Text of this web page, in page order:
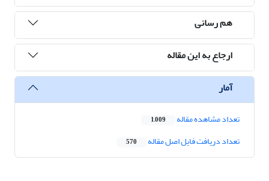
هم رسانی
ارجاع به این مقاله
آمار
تعداد مشاهده مقاله 1,009
تعداد دریافت فایل اصل مقاله 570